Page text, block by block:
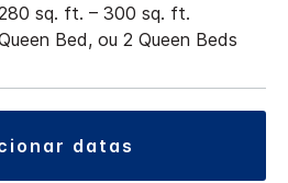
sq. ft. – 300 sq. ft.
Bed, ou 2 Queen Beds
datas